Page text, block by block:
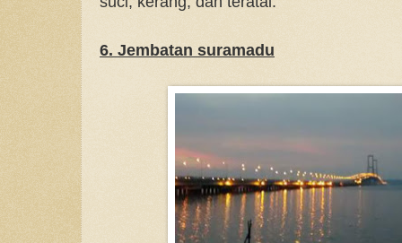
6. Jembatan suramadu